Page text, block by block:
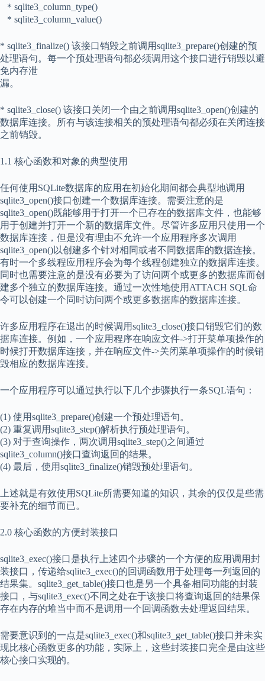
＊sqlite3_column_type()
＊sqlite3_column_value()
* sqlite3_finalize() 该接口销毁之前调用sqlite3_prepare()创建的预
处理语句。每一个预处理语句都必须调用这个接口进行销毁以避
免内存泄
漏。
* sqlite3_close() 该接口关闭一个由之前调用sqlite3_open()创建的
数据库连接。所有与该连接相关的预处理语句都必须在关闭连接
之前销毁。
1.1 核心函数和对象的典型使用
任何使用SQLite数据库的应用在初始化期间都会典型地调用
sqlite3_open()接口创建一个数据库连接。需要注意的是
sqlite3_open()既能够用于打开一个已存在的数据库文件，也能够
用于创建并打开一个新的数据库文件。尽管许多应用只使用一个
数据库连接，但是没有理由不允许一个应用程序多次调用
sqlite3_open()以创建多个针对相同或者不同数据库的数据连接。
有时一个多线程应用程序会为每个线程创建独立的数据库连接。
同时也需要注意的是没有必要为了访问两个或更多的数据库而创
建多个独立的数据库连接。通过一次性地使用ATTACH SQL命
令可以创建一个同时访问两个或更多数据库的数据库连接。
许多应用程序在退出的时候调用sqlite3_close()接口销毁它们的数
据库连接。例如，一个应用程序在响应文件->打开菜单项操作的
时候打开数据库连接，并在响应文件->关闭菜单项操作的时候销
毁相应的数据库连接。
一个应用程序可以通过执行以下几个步骤执行一条SQL语句：
(1) 使用sqlite3_prepare()创建一个预处理语句。
(2) 重复调用sqlite3_step()解析执行预处理语句。
(3) 对于查询操作，两次调用sqlite3_step()之间通过
sqlite3_column()接口查询返回的结果。
(4) 最后，使用sqlite3_finalize()销毁预处理语句。
上述就是有效使用SQLite所需要知道的知识，其余的仅仅是些需
要补充的细节而已。
2.0 核心函数的方便封装接口
sqlite3_exec()接口是执行上述四个步骤的一个方便的应用调用封
装接口，传递给sqlite3_exec()的回调函数用于处理每一列返回的
结果集。sqlite3_get_table()接口也是另一个具备相同功能的封装
接口，与sqlite3_exec()不同之处在于该接口将查询返回的结果保
存在内存的堆当中而不是调用一个回调函数去处理返回结果。
需要意识到的一点是sqlite3_exec()和sqlite3_get_table()接口并未实
现比核心函数更多的功能，实际上，这些封装接口完全是由这些
核心接口实现的。